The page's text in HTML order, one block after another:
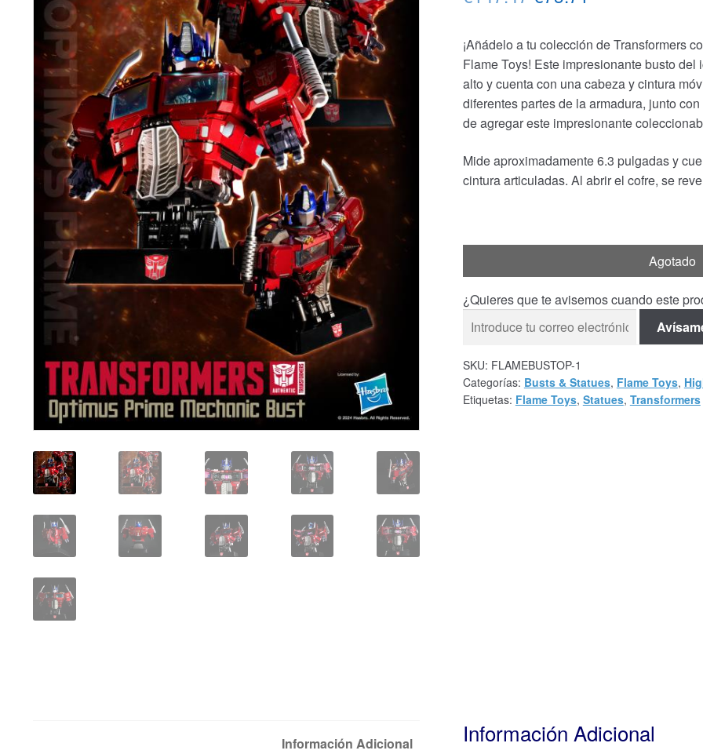
original
era:
€147.47.
actual
es:
€73.71.
¡Añádelo a tu colección de Transformers
Flame Toys! Este impresionante busto
alto y cuenta con una cabeza y cintura
diferentes partes de la armadura, junto
de agregar este impresionante
Mide aproximadamente 6.3 pulgadas y
cintura articuladas. Al abrir el cofre, se
Agotado
¿Quieres que te avisemos cuando este
SKU: FLAMEBUSTOP-1
Categorías: Busts & Statues, Flame Toys,
Etiquetas: Flame Toys, Statues, Transformers
Información Adicional Información Adicional